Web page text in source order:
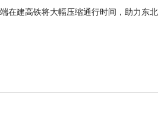
在建高铁将大幅压缩通行时间，助力东